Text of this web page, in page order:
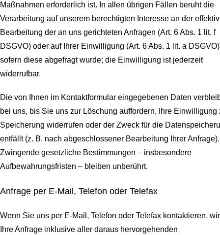
Maßnahmen erforderlich ist. In allen übrigen Fällen beruht die
Verarbeitung auf unserem berechtigten Interesse an der
Bearbeitung der an uns gerichteten Anfragen (Art. 6 Abs. 1 lit. f
DSGVO) oder auf Ihrer Einwilligung (Art. 6 Abs. 1 lit. a DSGVO)
sofern diese abgefragt wurde; die Einwilligung ist jederzeit
widerrufbar.
Die von Ihnen im Kontaktformular eingegebenen Daten
bei uns, bis Sie uns zur Löschung auffordern, Ihre Einwilligung
Speicherung widerrufen oder der Zweck für die
entfällt (z. B. nach abgeschlossener Bearbeitung Ihrer Anfrage).
Zwingende gesetzliche Bestimmungen – insbesondere
Aufbewahrungsfristen – bleiben unberührt.
Anfrage per E-Mail, Telefon oder Telefax
Wenn Sie uns per E-Mail, Telefon oder Telefax kontaktieren,
Ihre Anfrage inklusive aller daraus hervorgehenden